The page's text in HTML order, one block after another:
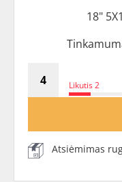
18"
Likutis 2
Atsiėmimas